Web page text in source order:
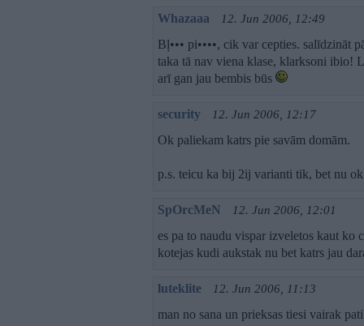
Whazaaa 12. Jun 2006, 12:49
Bļ••• pi••••, cik var cepties. salīdzināt
taka tā nav viena klase, klarksoni ibio!
arī gan jau bembis būs
security 12. Jun 2006, 12:17
Ok paliekam katrs pie savām domām.
p.s. teicu ka bij 2ij varianti tik, bet nu
SpOrcMeN 12. Jun 2006, 12:01
es pa to naudu vispar izveletos kaut ko
kotejas kudi aukstak nu bet katrs jau
luteklite 12. Jun 2006, 11:13
man no sana un prieksas tiesi vairak